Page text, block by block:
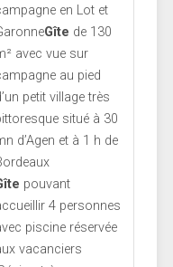
en Lot et
Gîte de 130
avec vue sur
au pied
petit village très
situé à 30
d’Agen et à 1 h de
pouvant
4 personnes
piscine réservée
vacanciers